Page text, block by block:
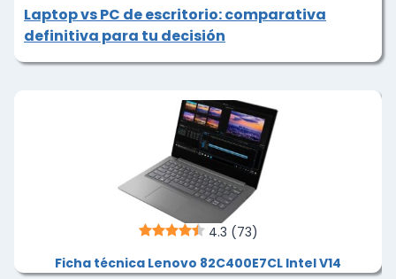
Laptop vs PC de escritorio: comparativa
definitiva para tu decisión
4.3 (73)
Ficha técnica Lenovo 82C400E7CL Intel V14